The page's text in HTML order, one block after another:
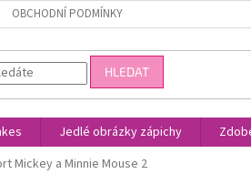
OBCHODNÍ PODMÍNKY
HLEDAT
Jedlé obrázky zápichy
Mickey a Minnie Mouse 2